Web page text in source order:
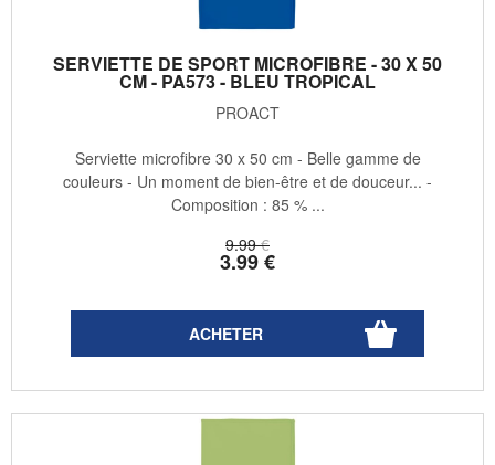
SERVIETTE DE SPORT MICROFIBRE - 30 X 50
CM - PA573 - BLEU TROPICAL
PROACT
9.99 €
3.99€
Serviette microfibre 30 x 50 cm - Belle gamme de
couleurs - Un moment de bien-être et de douceur... -
Composition : 85 % ...